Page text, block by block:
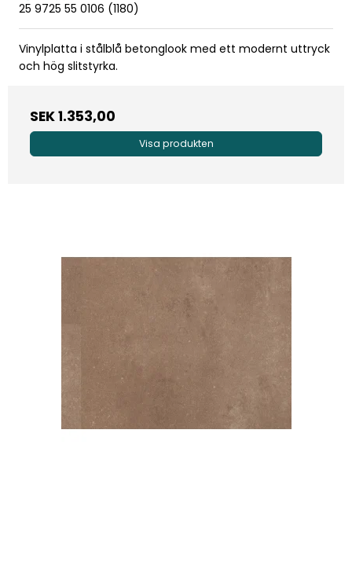
25 9725 55 0106 (1180)
Vinylplatta i stålblå betonglook med ett modernt uttryck
och hög slitstyrka.
SEK 1.353,00
Visa produkten